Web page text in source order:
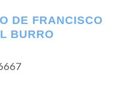
DE FRANCISCO
BURRO